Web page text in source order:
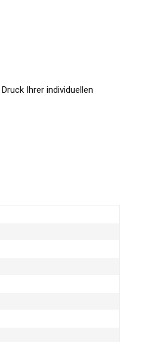
Ihrer individuellen